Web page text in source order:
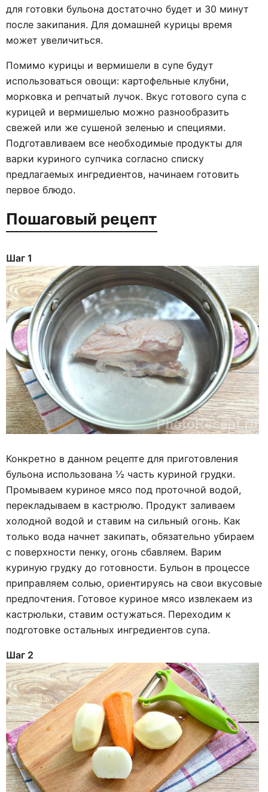
для готовки бульона достаточно будет и 30 минут
после закипания. Для домашней курицы время
может увеличиться.
Помимо курицы и вермишели в супе будут
использоваться овощи: картофельные клубни,
морковка и репчатый лучок. Вкус готового супа с
курицей и вермишелью можно разнообразить
свежей или же сушеной зеленью и специями.
Подготавливаем все необходимые продукты для
варки куриного супчика согласно списку
предлагаемых ингредиентов, начинаем готовить
первое блюдо.
Пошаговый рецепт
Шаг 1
Конкретно в данном рецепте для приготовления
бульона использована ½ часть куриной грудки.
Промываем куриное мясо под проточной водой,
перекладываем в кастрюлю. Продукт заливаем
холодной водой и ставим на сильный огонь. Как
только вода начнет закипать, обязательно убираем
с поверхности пенку, огонь сбавляем. Варим
куриную грудку до готовности. Бульон в процессе
приправляем солью, ориентируясь на свои вкусовые
предпочтения. Готовое куриное мясо извлекаем из
кастрюльки, ставим остужаться. Переходим к
подготовке остальных ингредиентов супа.
Шаг 2